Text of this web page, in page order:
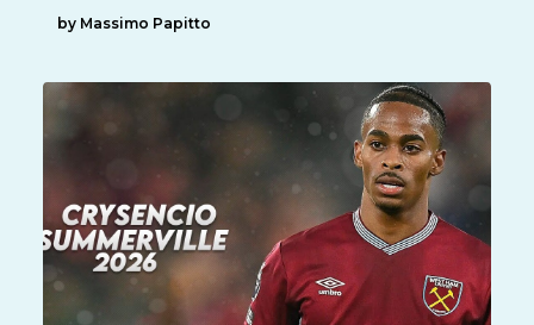
by Massimo Papitto